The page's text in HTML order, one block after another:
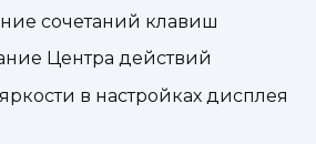
сочетаний клавиш
Центра действий
в настройках дисплея